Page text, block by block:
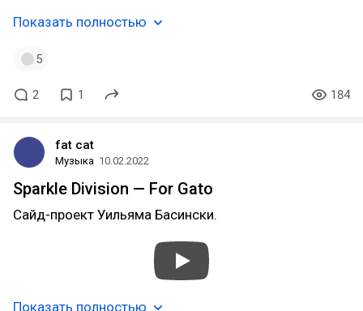
Показать полностью
5
2 1 184
fat cat
Музыка 10.02.2022
Sparkle Division — For Gato
Сайд-проект Уильяма Басински.
Показать полностью